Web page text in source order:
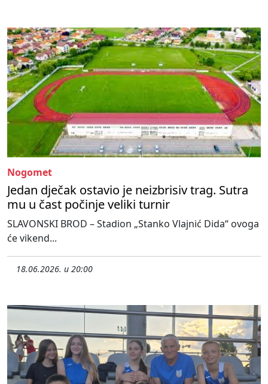
Nogomet
Jedan dječak ostavio je neizbrisiv trag. Sutra
mu u čast počinje veliki turnir
SLAVONSKI BROD – Stadion „Stanko Vlajnić Dida“ ovoga
će vikend...
18.06.2026. u 20:00